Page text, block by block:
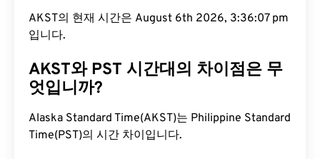
AKST의 현재 시간은 August 6th 2026, 3:36:08 pm
입니다.
AKST와 PST 시간대의 차이점은 무
엇입니까?
Alaska Standard Time(AKST)는 Philippine Standard
Time(PST)의 시간 차이입니다.